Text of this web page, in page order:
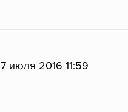
7 июля 2016 11:59